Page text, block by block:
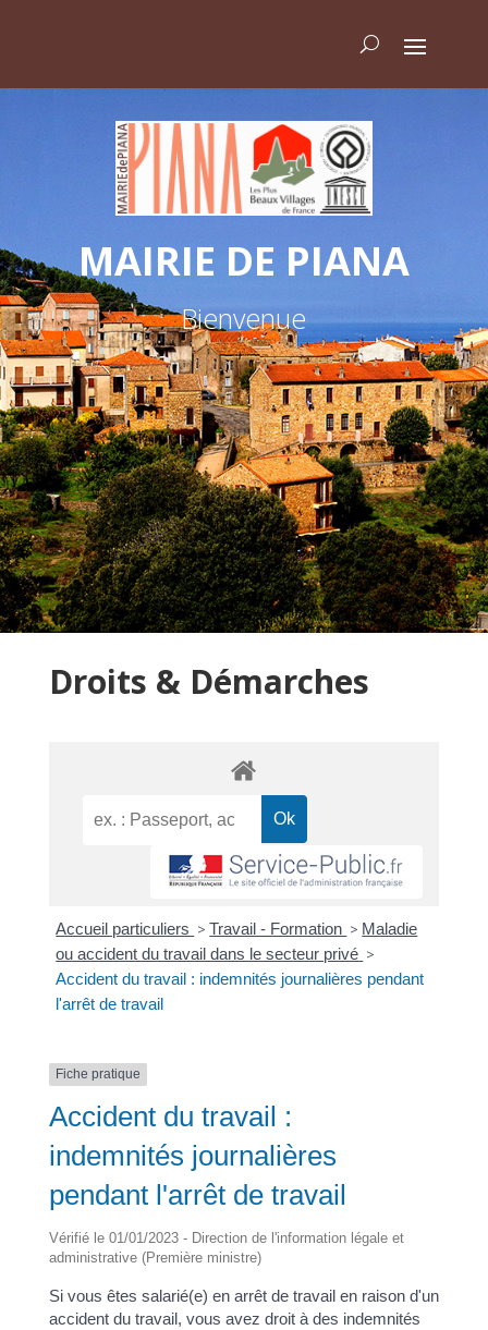
MAIRIE DE PIANA
Bienvenue
Droits & Démarches
Accueil particuliers > Travail - Formation > Maladie
ou accident du travail dans le secteur privé >
Accident du travail : indemnités journalières pendant
l'arrêt de travail
Fiche pratique
Accident du travail :
indemnités journalières
pendant l'arrêt de travail
Vérifié le 01/01/2023 - Direction de l'information légale et
administrative (Première ministre)
Si vous êtes salarié(e) en arrêt de travail en raison d'un
accident du travail, vous avez droit à des indemnités